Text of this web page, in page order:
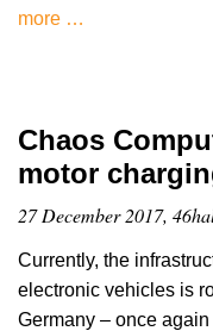
more …
Chaos
motor
27 December 2017,
Currently, the
electronic vehicles is
Germany – once